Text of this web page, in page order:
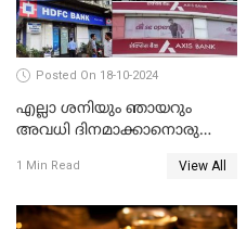
Posted On 18-10-2024
എല്ലാ ശനിയും ഞായറും
അവധി ദിനമാക്കാനൊരുങ്ങി
1 Min Read View All